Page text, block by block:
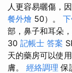
人更容易曬傷，
餐外燴 50）。
部，鼻子和耳朵
30 記帳士 答案
天的藥房可以使
膚。 經絡調理 保